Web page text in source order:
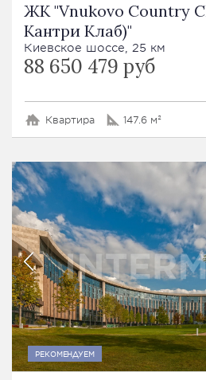
ЖК "Vnukovo Country
Кантри Клаб)"
Киевское шоссе, 25 км
88 650 479 руб
Квартира 147.6 м²
РЕКОМЕНДУЕМ